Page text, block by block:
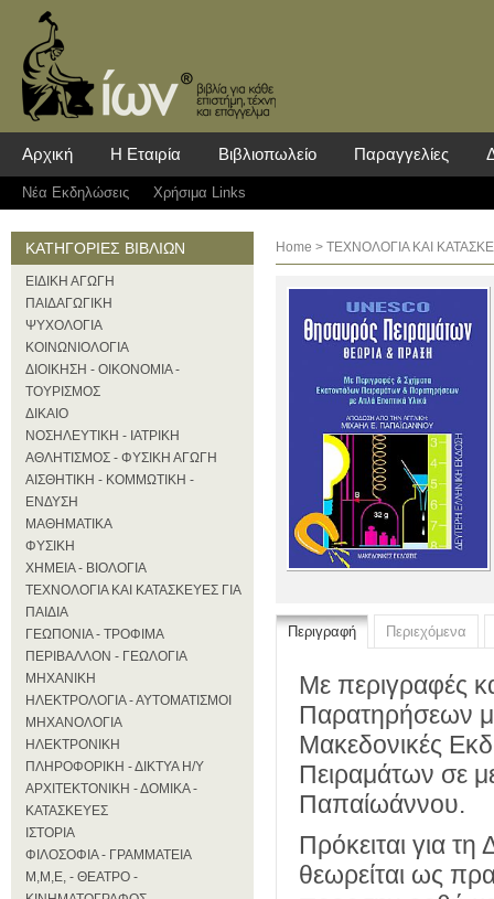
Αρχική Η Εταιρία Βιβλιοπωλείο Παραγγελίες
Νέα Eκδηλώσεις Χρήσιμα Links
ΚΑΤΗΓΟΡΙΕΣ ΒΙΒΛΙΩΝ
ΕΙΔΙΚΗ ΑΓΩΓΗ
ΠΑΙΔΑΓΩΓΙΚΗ
ΨΥΧΟΛΟΓΙΑ
ΚΟΙΝΩΝΙΟΛΟΓΙΑ
ΔΙΟΙΚΗΣΗ - ΟΙΚΟΝΟΜΙΑ -
ΤΟΥΡΙΣΜΟΣ
ΔΙΚΑΙΟ
ΝΟΣΗΛΕΥΤΙΚΗ - ΙΑΤΡΙΚΗ
ΑΘΛΗΤΙΣΜΟΣ - ΦΥΣΙΚΗ ΑΓΩΓΗ
ΑΙΣΘΗΤΙΚΗ - ΚΟΜΜΩΤΙΚΗ -
ΕΝΔΥΣΗ
ΜΑΘΗΜΑΤΙΚΑ
ΦΥΣΙΚΗ
ΧΗΜΕΙΑ - ΒΙΟΛΟΓΙΑ
ΤΕΧΝΟΛΟΓΙΑ ΚΑΙ ΚΑΤΑΣΚΕΥΕΣ ΓΙΑ
ΠΑΙΔΙΑ
ΓΕΩΠΟΝΙΑ - ΤΡΟΦΙΜΑ
ΠΕΡΙΒΑΛΛΟΝ - ΓΕΩΛΟΓΙΑ
ΜΗΧΑΝΙΚΗ
ΗΛΕΚΤΡΟΛΟΓΙΑ - ΑΥΤΟΜΑΤΙΣΜΟΙ
ΜΗΧΑΝΟΛΟΓΙΑ
ΗΛΕΚΤΡΟΝΙΚΗ
ΠΛΗΡΟΦΟΡΙΚΗ - ΔΙΚΤΥΑ Η/Υ
ΑΡΧΙΤΕΚΤΟΝΙΚΗ - ΔΟΜΙΚΑ -
ΚΑΤΑΣΚΕΥΕΣ
ΙΣΤΟΡΙΑ
ΦΙΛΟΣΟΦΙΑ - ΓΡΑΜΜΑΤΕΙΑ
Μ,Μ,Ε, - ΘΕΑΤΡΟ -
Home > ΤΕΧΝΟΛΟΓΙΑ ΚΑΙ
Περιγραφή Περιεχόμενα
Με περιγραφές
Παρατηρήσεων
Μακεδονικές
Πειραμάτων σε
Παπαίωάννου.
Πρόκειται για
θεωρείται ως